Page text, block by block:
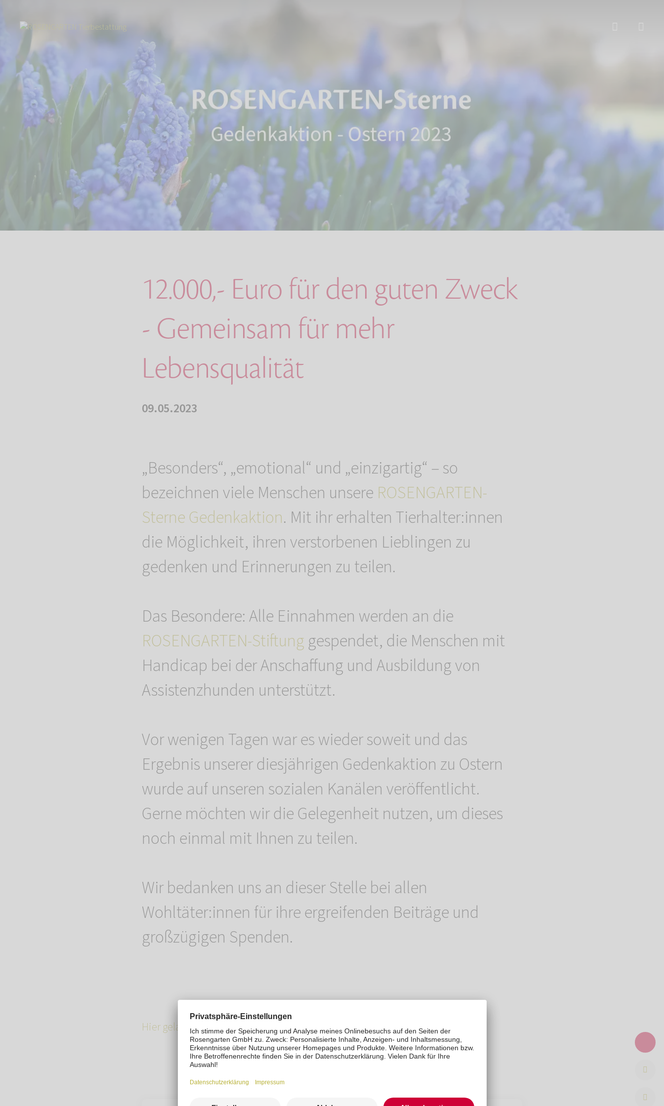
Über uns 12.000,- Euro für den guten Zweck
12.000,- Euro für den guten Zweck
- Gemeinsam für mehr
Lebensqualität
09.05.2023
„Besonders“, „emotional“ und „einzigartig“ – so
bezeichnen viele Menschen unsere ROSENGARTEN-
Sterne Gedenkaktion. Mit ihr erhalten Tierhalter:innen
die Möglichkeit, ihren verstorbenen Lieblingen zu
gedenken und Erinnerungen zu teilen.
Das Besondere: Alle Einnahmen werden an die
ROSENGARTEN-Stiftung gespendet, die Menschen mit
Handicap bei der Anschaffung und Ausbildung von
Assistenzhunden unterstützt.
Vor wenigen Tagen war es wieder soweit und das
Ergebnis unserer diesjährigen Gedenkaktion zu Ostern
wurde auf unseren sozialen Kanälen veröffentlicht.
Gerne möchten wir die Gelegenheit nutzen, um dieses
noch einmal mit Ihnen zu teilen.
Wir bedanken uns an dieser Stelle bei allen
Wohltäter:innen für ihre ergreifenden Beiträge und
großzügigen Spenden.
Hier gelangen Sie zum Video.